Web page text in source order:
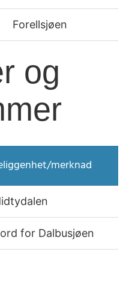
Forellsjøen
og
merknad
for Dalbusjøen